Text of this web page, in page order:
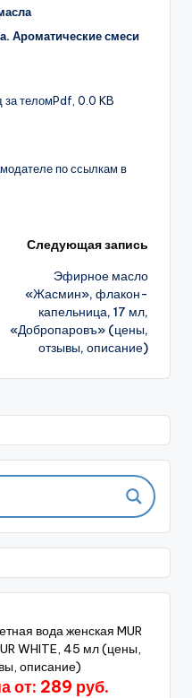
Ароматические смеси
за теломPdf, 0.0 KB
по ссылкам в
Следующая запись
Эфирное масло
«Жасмин», флакон-
капельница, 17 мл,
«Добропаровъ» (цены,
отзывы, описание)
вода женская MUR
WHITE, 45 мл (цены,
описание)
от: 289 руб.